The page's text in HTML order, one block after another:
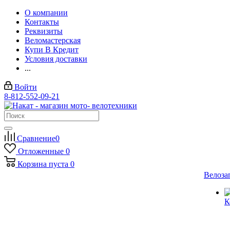
О компании
Контакты
Реквизиты
Веломастерская
Купи В Кредит
Условия доставки
...
Войти
8-812-552-09-21
Сравнение0
Отложенные 0
Корзина пуста 0